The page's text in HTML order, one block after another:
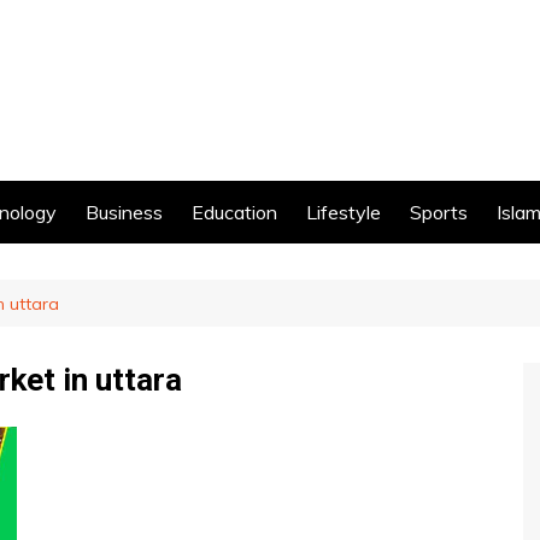
Business Education Lifestyle Sports
uttara
in uttara